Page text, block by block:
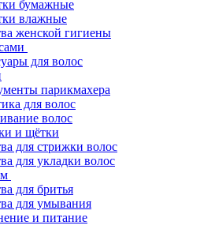
бумажные
влажные
женской гигиены
для волос
парикмахера
для волос
волос
и щётки
для стрижки волос
для укладки волос
для бритья
для умывания
и питание